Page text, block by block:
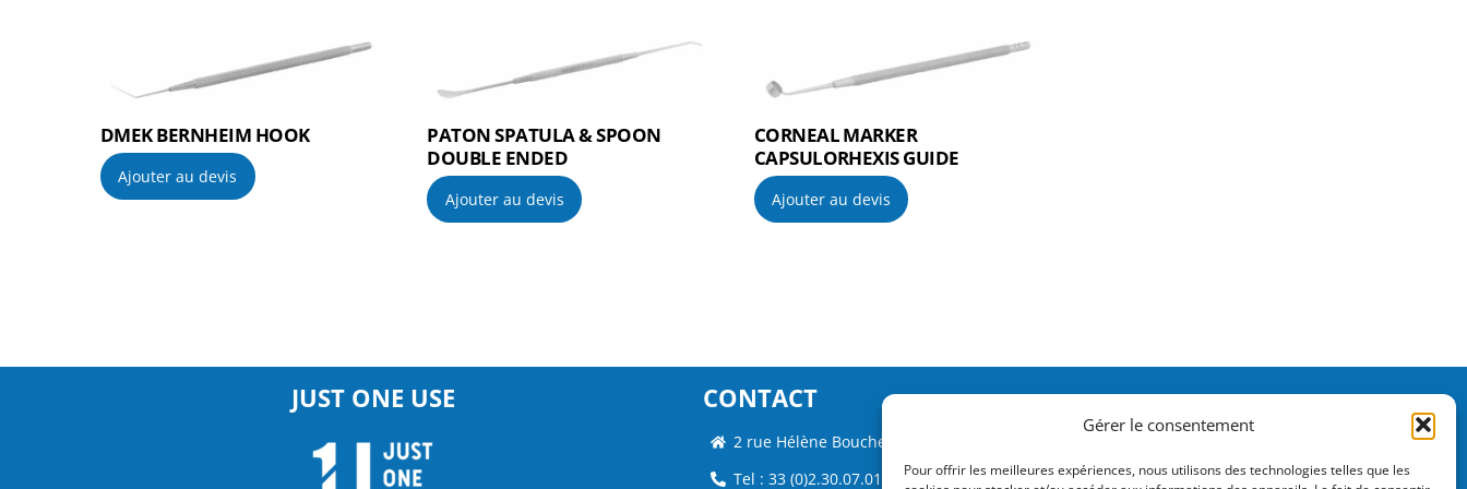
Gérer le consentement
Pour offrir les meilleures expériences, nous utilisons des technologies telles que les
DMEK BERNHEIM HOOK
Ajouter au devis
PATON SPATULA & SPOON
DOUBLE ENDED
Ajouter au devis
CORNEAL MARKER
CAPSULORHEXIS GUIDE
Ajouter au devis
JUST ONE USE CONTACT
2 rue Hélène Boucher – 35235 Thorigné-Fouillard
Tel : 33 (0)2.30.07.01.07